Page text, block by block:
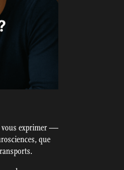
vous exprimer —
que